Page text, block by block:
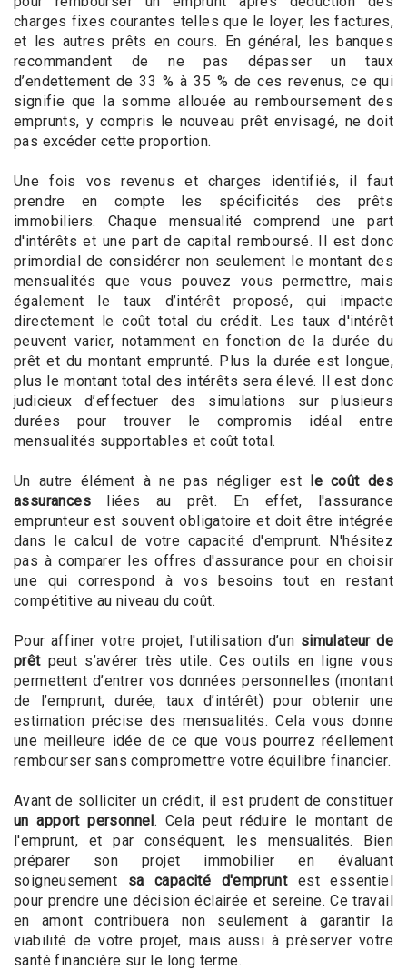
charges fixes courantes telles que le loyer, les factures,
et les autres prêts en cours. En général, les banques
recommandent de ne pas dépasser un taux
d’endettement de 33 % à 35 % de ces revenus, ce qui
signifie que la somme allouée au remboursement des
emprunts, y compris le nouveau prêt envisagé, ne doit
pas excéder cette proportion.
Une fois vos revenus et charges identifiés, il faut
prendre en compte les spécificités des prêts
immobiliers. Chaque mensualité comprend une part
d'intérêts et une part de capital remboursé. Il est donc
primordial de considérer non seulement le montant des
mensualités que vous pouvez vous permettre, mais
également le taux d’intérêt proposé, qui impacte
directement le coût total du crédit. Les taux d'intérêt
peuvent varier, notamment en fonction de la durée du
prêt et du montant emprunté. Plus la durée est longue,
plus le montant total des intérêts sera élevé. Il est donc
judicieux d’effectuer des simulations sur plusieurs
durées pour trouver le compromis idéal entre
mensualités supportables et coût total.
Un autre élément à ne pas négliger est le coût des
assurances liées au prêt. En effet, l'assurance
emprunteur est souvent obligatoire et doit être intégrée
dans le calcul de votre capacité d'emprunt. N'hésitez
pas à comparer les offres d'assurance pour en choisir
une qui correspond à vos besoins tout en restant
compétitive au niveau du coût.
Pour affiner votre projet, l'utilisation d’un simulateur de
prêtpeut s’avérer très utile. Ces outils en ligne vous
permettent d’entrer vos données personnelles (montant
de l’emprunt, durée, taux d’intérêt) pour obtenir une
estimation précise des mensualités. Cela vous donne
une meilleure idée de ce que vous pourrez réellement
rembourser sans compromettre votre équilibre financier.
Avant de solliciter un crédit, il est prudent de constituer
un apport personnel. Cela peut réduire le montant de
l'emprunt, et par conséquent, les mensualités. Bien
préparer son projet immobilier en évaluant
soigneusement sa capacité d'empruntest essentiel
pour prendre une décision éclairée et sereine. Ce travail
en amont contribuera non seulement à garantir la
viabilité de votre projet, mais aussi à préserver votre
santé financière sur le long terme.